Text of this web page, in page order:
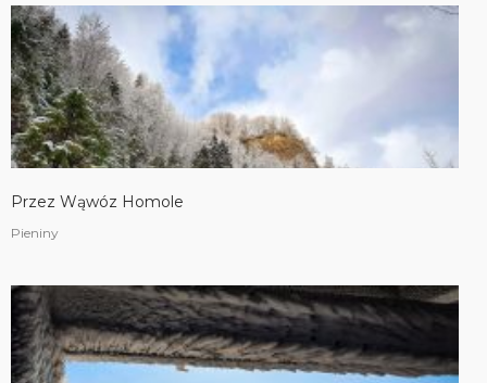
Przez Wąwóz Homole
Pieniny